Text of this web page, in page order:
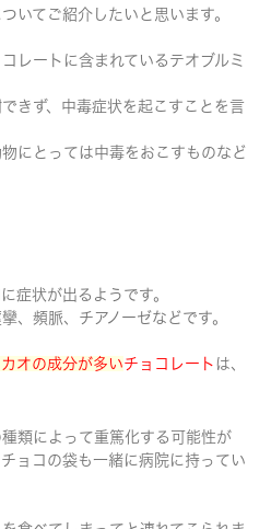
ついてご紹介したいと思います。
レートに含まれているテオブルミ
きず、中毒症状を起こすことを言
にとっては中毒をおこすものなど
症状が出るようです。
、頻脈、チアノーゼなどです。
カオの成分が多いチョコレート は、
類によって重篤化する可能性が
ョコの袋も一緒に病院に持ってい